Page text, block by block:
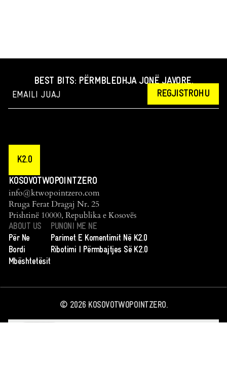
BEST BITS: PËRMBLEDHJA JONË JAVORE.
REGJISTROHU
K2.0
KOSOVOTWOPOINTZERO
info@ktwopointzero.com
Rruga Ferat Dragaj Nr. 25
Prishtinë 10000, Republika e Kosovës
ABOUT US
Për Ne
Bordi
Mbështetësit
PUNONI ME NE
Parimet E Komentimit Në K2.0
Ribotimi I Përmbajtjes Së K2.0
© 2026KOSOVOTWOPOINTZERO.